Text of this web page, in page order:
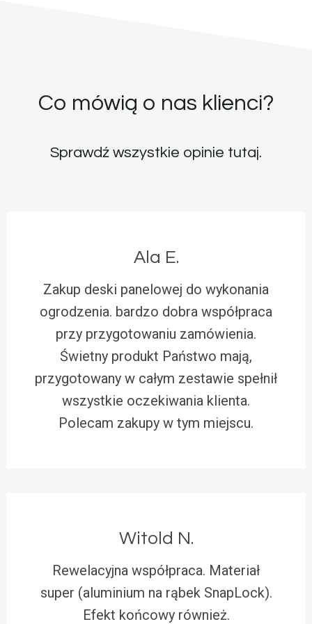
Co mówią o nas klienci?
Sprawdź wszystkie opinie tutaj.
Ala E.
Zakup deski panelowej do wykonania
ogrodzenia. bardzo dobra współpraca
przy przygotowaniu zamówienia.
Świetny produkt Państwo mają,
przygotowany w całym zestawie spełnił
wszystkie oczekiwania klienta.
Polecam zakupy w tym miejscu.
Witold N.
Rewelacyjna współpraca. Materiał
super (aluminium na rąbek SnapLock).
Efekt końcowy również.